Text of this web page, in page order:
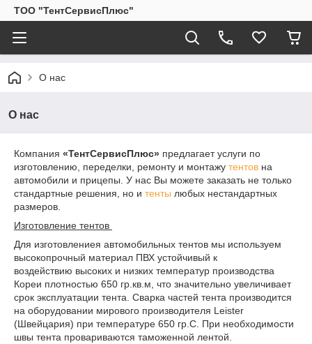
ТОО "ТентСервисПлюс"
О нас
О нас
Компания «ТентСервисПлюс» предлагает услуги по
изготовлению, переделки, ремонту и монтажу тентов на
автомобили и прицепы. У нас Вы можете заказать не только
стандартные решения, но и тенты любых нестандартных
размеров.
Изготовление тентов
Для изготовлениея автомобильных тентов мы используем
высокопрочный материал ПВХ устойчивый к
воздействию высоких и низких температур производства
Кореи плотностью 650 гр.кв.м, что значительно увеличивает
срок эксплуатации тента. Сварка частей тента производится
на оборудовании мирового производителя Leister
(Швейцария) при температуре 650 гр.С. При необходимости
швы тента провариваются таможенной лентой.